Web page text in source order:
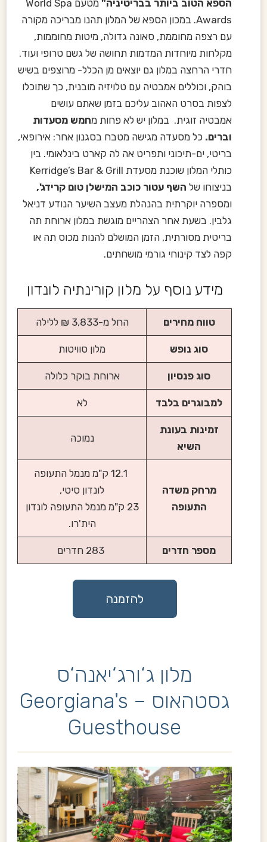
הספא הטוב ביותר בבריטיניה"
מטעם World Spa
Awards. במכון הספא של המלון תהנו מבריכה מקורה
עם רצפה מחוממת, סאונה גדולה, מיטות מחוממות,
מקלחות מיוחדות המדמות תחושה של גשם טרופי ועוד.
חדרי הרחצה במלון גם יוצאים מן הכלל- מרוצפים בשיש
בוהק, וכוללים אמבטיה עם טלויזיה מובנית, כך שתוכלו
לצפות בסרט האהוב עליכם בזמן שאתם עושים
אמבטיה זוגית. במלון יש לא פחות מחמש מסעדות
וברים. כל מסעדה מגישה מטבח בסגנון אחר: אירופאי,
בריטי, ים-תיכוני ותפריט אה לה קארט בינלאומי. בין
כותלי המלון שוכנת מסעדת Kerridge’s Bar & Grill
בניצוחו של השף עטור כוכב המישלן טום קרידג',
ומספרה יוקרתית בהנהלת מעצב השיער הנודע דניאל
גלבין. בשעת אחר הצהריים מוגשת במלון ארוחת תה
בריטית מסורתית, הזמן המושלם להנות מכוס תה או
קפה לצד קינוחי גורמי מושחתים.
מידע נוסף על מלון קורינתיה לונדון
טווח מחירים החל מ-3,833 ₪ ללילה
סוג נופש מלון סוויטות
סוג פנסיון ארוחת בוקר כלולה
למבוגרים בלבד לא
זמינות בעונת
השיא
נמוכה
מרחק משדה
התעופה
12.1 ק"מ מנמל התעופה
לונדון סיטי,
23 ק"מ מנמל התעופה לונדון
הית'רו.
מספר חדרים
להזמנה
מלון ג‘ורג‘יאנה‘ס
גסטהאוס – Georgiana's
Guesthouse